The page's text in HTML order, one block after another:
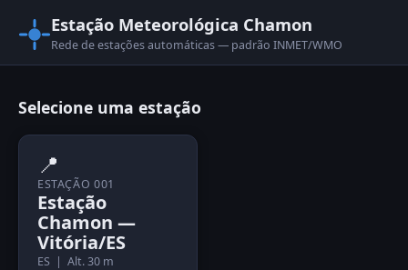
Estação Meteorológica Chamon
Rede de estações automáticas — padrão INMET/WMO
Selecione uma estação
📍
ESTAÇÃO 001
Estação
Chamon —
Vitória/ES
ES | Alt. 30 m